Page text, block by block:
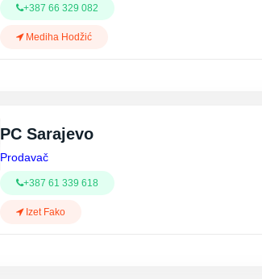
+387 66 329 082
Mediha Hodžić
PC Sarajevo
Prodavač
+387 61 339 618
Izet Fako